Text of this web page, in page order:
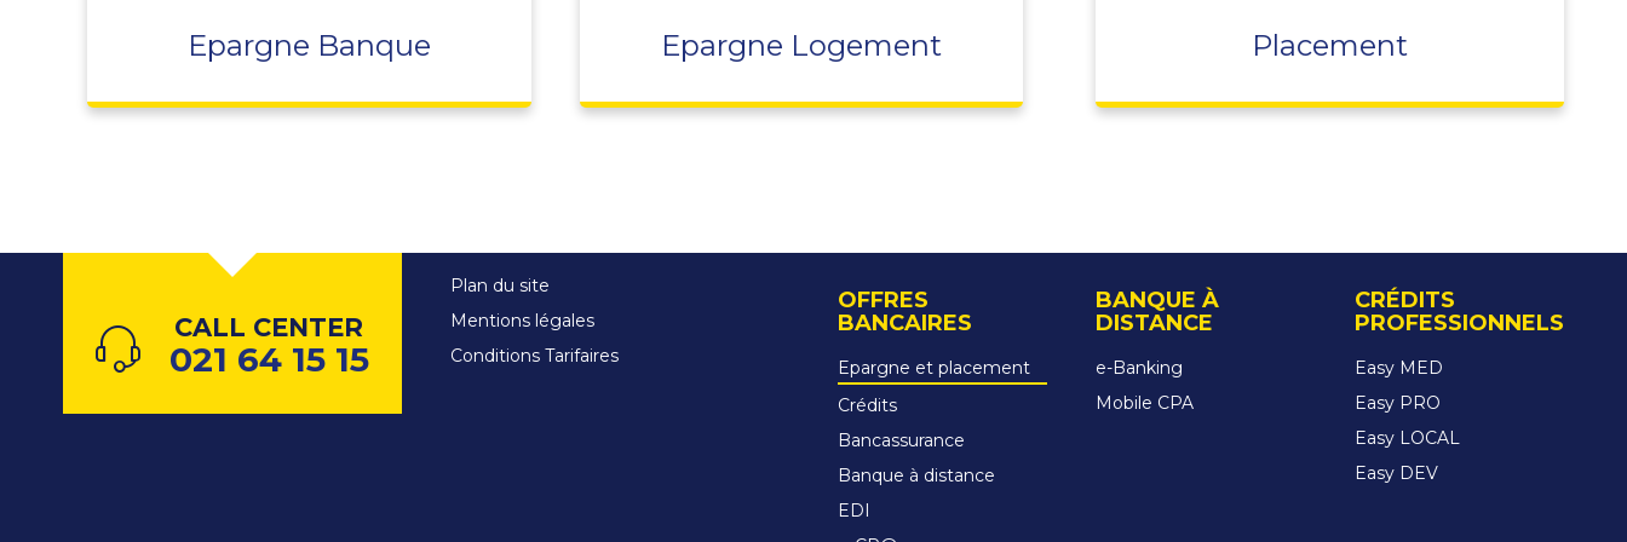
Epargne Banque Epargne Logement Placement
CALL CENTER
021 64 15 15
Plan du site
Mentions légales
Conditions Tarifaires
OFFRES
BANCAIRES
Epargne et placement
Crédits
Bancassurance
Banque à distance
EDI
BANQUE À
DISTANCE
e-Banking
Mobile CPA
CRÉDITS
PROFESSIONNELS
Easy MED
Easy PRO
Easy LOCAL
Easy DEV